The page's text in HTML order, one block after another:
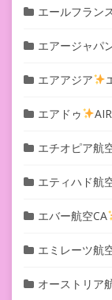
エールフラン
エアージャパ
エアアジア
エアドゥ
エチオピア航
エティハド航
エバー航空CA
エミレーツ航
オーストリア